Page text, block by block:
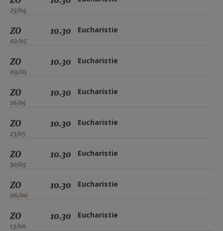
25/04
ZO
02/05
10.30 Eucharistie
ZO
09/05
10.30 Eucharistie
ZO
16/05
10.30 Eucharistie
ZO
23/05
10.30 Eucharistie
ZO
30/05
10.30 Eucharistie
ZO
06/06
10.30 Eucharistie
ZO
13/06
10.30 Eucharistie